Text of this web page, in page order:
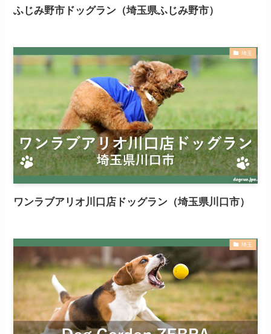
ふじみ野市ドッグラン（埼玉県ふじみ野市）
埼玉
ワンラブアリオ川口店ドッグラン（埼玉県川口市）
埼玉